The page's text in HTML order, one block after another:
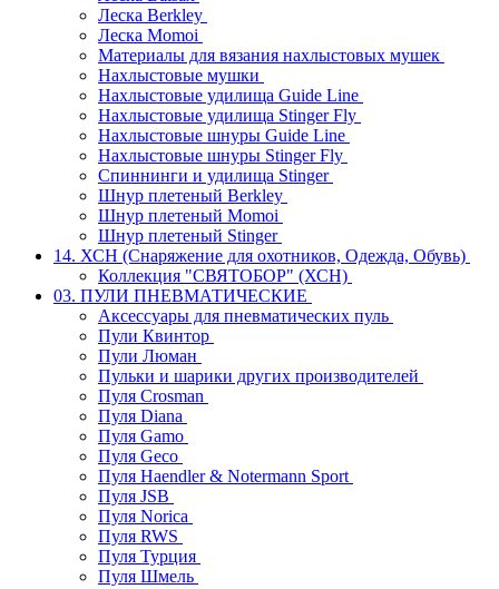
Леска Berkley
Леска Momoi
Материалы для вязания нахлыстовых мушек
Нахлыстовые мушки
Нахлыстовые удилища Guide Line
Нахлыстовые удилища Stinger Fly
Нахлыстовые шнуры Guide Line
Нахлыстовые шнуры Stinger Fly
Спиннинги и удилища Stinger
Шнур плетеный Berkley
Шнур плетеный Momoi
Шнур плетеный Stinger
14. ХСН (Снаряжение для охотников, Одежда, Обувь)
Коллекция "СВЯТОБОР" (ХСН)
03. ПУЛИ ПНЕВМАТИЧЕСКИЕ
Аксессуары для пневматических пуль
Пули Квинтор
Пули Люман
Пульки и шарики других производителей
Пуля Crosman
Пуля Diana
Пуля Gamo
Пуля Geco
Пуля Haendler & Notermann Sport
Пуля JSB
Пуля Norica
Пуля RWS
Пуля Турция
Пуля Шмель